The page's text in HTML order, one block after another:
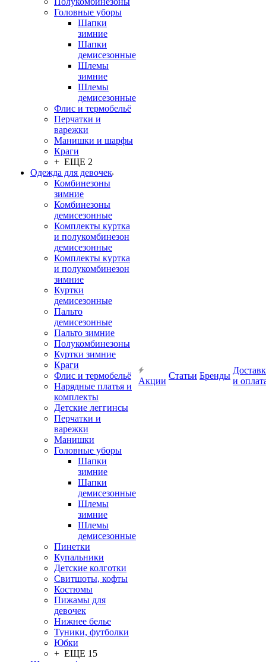
Головные уборы
Шапки
зимние
Шапки
демисезонные
Шлемы
зимние
Шлемы
демисезонные
Флис и термобельё
Перчатки и
варежки
Манишки и шарфы
Краги
+ ЕЩЕ 2
Одежда для девочек
Комбинезоны
зимние
Комбинезоны
демисезонные
Комплекты куртка
и полукомбинезон
демисезонные
Комплекты куртка
и полукомбинезон
зимние
Куртки
демисезонные
Пальто
демисезонные
Пальто зимние
Полукомбинезоны
Куртки зимние
Краги
Флис и термобельё
Нарядные платья и
комплекты
Детские леггинсы
Перчатки и
варежки
Манишки
Головные уборы
Шапки
зимние
Шапки
демисезонные
Шлемы
зимние
Шлемы
демисезонные
Пинетки
Купальники
Детские колготки
Свитшоты, кофты
Костюмы
Пижамы для
девочек
Нижнее белье
Туники, футболки
Юбки
+ ЕЩЕ 15
Акции
Статьи Бренды
и